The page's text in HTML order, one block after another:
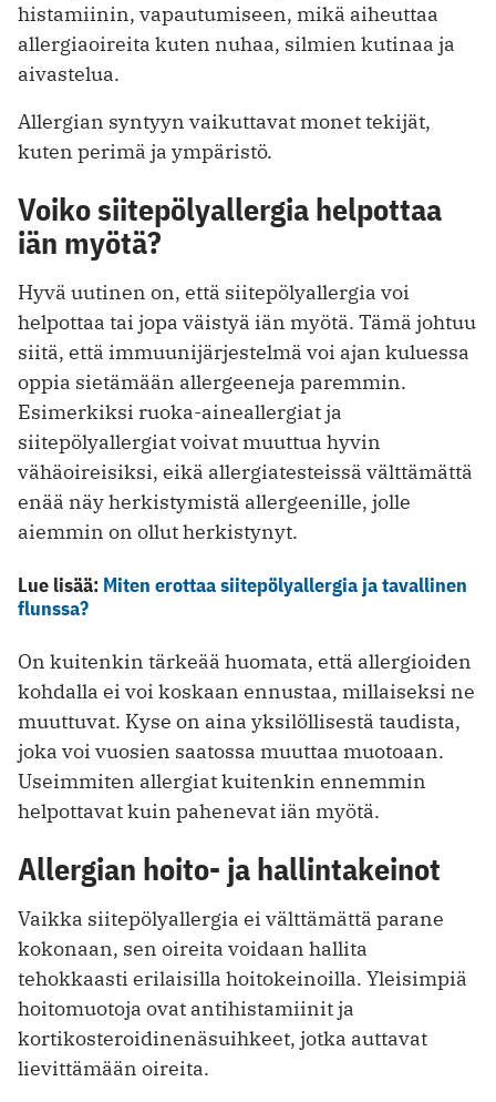
histamiinin, vapautumiseen, mikä aiheuttaa
allergiaoireita kuten nuhaa, silmien kutinaa ja
aivastelua.
Allergian syntyyn vaikuttavat monet tekijät,
kuten perimä ja ympäristö.
Voiko siitepölyallergia helpottaa
iän myötä?
Hyvä uutinen on, että siitepölyallergia voi
helpottaa tai jopa väistyä iän myötä. Tämä johtuu
siitä, että immuunijärjestelmä voi ajan kuluessa
oppia sietämään allergeeneja paremmin.
Esimerkiksi ruoka-aineallergiat ja
siitepölyallergiat voivat muuttua hyvin
vähäoireisiksi, eikä allergiatesteissä välttämättä
enää näy herkistymistä allergeenille, jolle
aiemmin on ollut herkistynyt.
Lue lisää: Miten erottaa siitepölyallergia ja tavallinen
flunssa?
On kuitenkin tärkeää huomata, että allergioiden
kohdalla ei voi koskaan ennustaa, millaiseksi ne
muuttuvat. Kyse on aina yksilöllisestä taudista,
joka voi vuosien saatossa muuttaa muotoaan.
Useimmiten allergiat kuitenkin ennemmin
helpottavat kuin pahenevat iän myötä.
Allergian hoito- ja hallintakeinot
Vaikka siitepölyallergia ei välttämättä parane
kokonaan, sen oireita voidaan hallita
tehokkaasti erilaisilla hoitokeinoilla. Yleisimpiä
hoitomuotoja ovat antihistamiinit ja
kortikosteroidinenäsuihkeet, jotka auttavat
lievittämään oireita.